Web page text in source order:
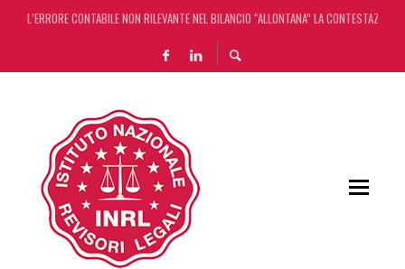
DECRETO OMNIBUS: CON IL CONCORDATO UNO ‘SCUDO’ FISCALE DI 4 ANNI
CHIUSURA ESTIVA DELLA RASSEGNA STAMPA INRL: DAL 10 AL 24 AGOSTO
ADEMPIMENTO COLLABORATIVO: TUTTI I CHIARIMENTI DELL’AGENZIA DELLE ENTRATE